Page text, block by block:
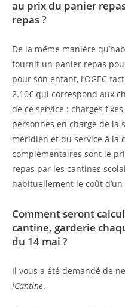
au prix du panier
repas ?
De la même manière
fournit un panier repas
pour son enfant, l’OGEC
2.10€ qui correspond aux
de ce service : charges
personnes en charge de la
méridien et du service à la
complémentaires sont le
repas par les cantines
habituellement le coût d’un
Comment seront
cantine, garderie
du 14 mai ?
Il vous a été demandé de
iCantine.